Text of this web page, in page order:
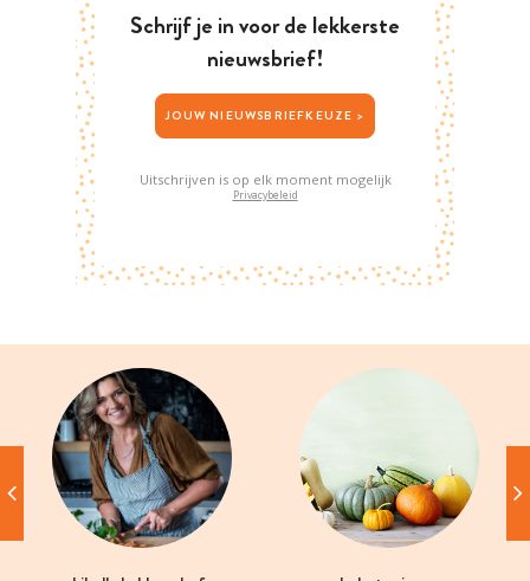
Schrijf je in voor de lekkerste
nieuwsbrief!
JOUW NIEUWSBRIEFKEUZE >
Uitschrijven is op elk moment mogelijk
Privacybeleid